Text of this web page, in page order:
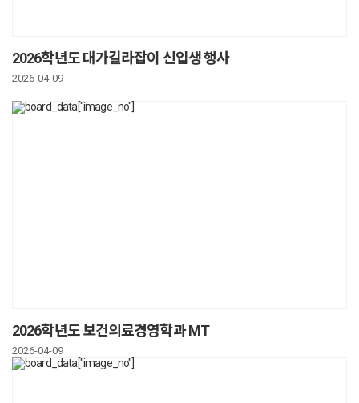
2026학년도 대가길라잡이 신입생 행사
2026-04-09
2026학년도 보건의료경영학과 MT
2026-04-09